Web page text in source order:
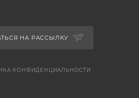
НА РАССЫЛКУ
КОНФИДЕНЦИАЛЬНОСТИ